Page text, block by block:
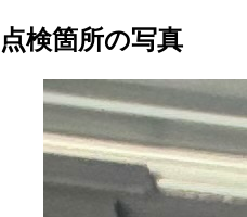
点検箇所の写真